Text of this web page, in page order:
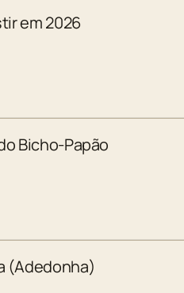
em 2026
Bicho-Papão
(Adedonha)